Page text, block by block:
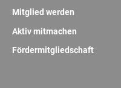
Mitglied werden
Aktiv mitmachen
Fördermitgliedschaft